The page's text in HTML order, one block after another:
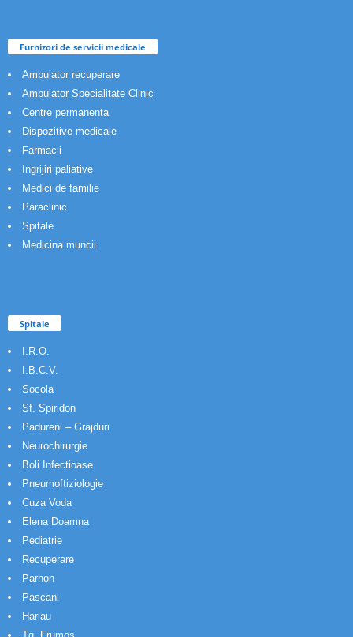
Furnizori de servicii medicale
Ambulator recuperare
Ambulator Specialitate Clinic
Centre permanenta
Dispozitive medicale
Farmacii
Ingrijiri paliative
Medici de familie
Paraclinic
Spitale
Medicina muncii
Spitale
I.R.O.
I.B.C.V.
Socola
Sf. Spiridon
Padureni – Grajduri
Neurochirurgie
Boli Infectioase
Pneumoftiziologie
Cuza Voda
Elena Doamna
Pediatrie
Recuperare
Parhon
Pascani
Harlau